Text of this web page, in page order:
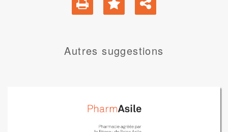
Autres suggestions